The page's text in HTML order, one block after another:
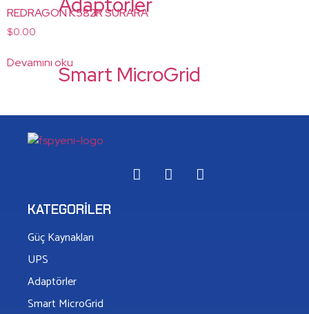
Smart MicroGrid
Battery Charger
Kasa
Gaming Aksesuar
REDRAGON K582R SURARA
$0.00
Devamını oku
KATEGORILER
Güç Kaynakları
UPS
Adaptörler
Smart MicroGrid